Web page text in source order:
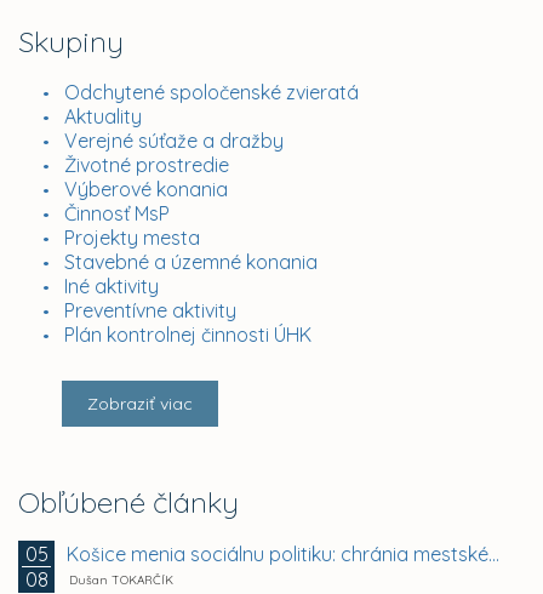
Skupiny
Odchytené spoločenské zvieratá
Aktuality
Verejné súťaže a dražby
Životné prostredie
Výberové konania
Činnosť MsP
Projekty mesta
Stavebné a územné konania
Iné aktivity
Preventívne aktivity
Plán kontrolnej činnosti ÚHK
Zobraziť viac
Obľúbené články
05
08
Košice menia sociálnu politiku: chránia mestské byty...
Dušan TOKARČÍK